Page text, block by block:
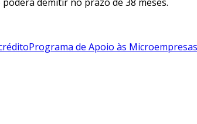
Programa de Apoio às